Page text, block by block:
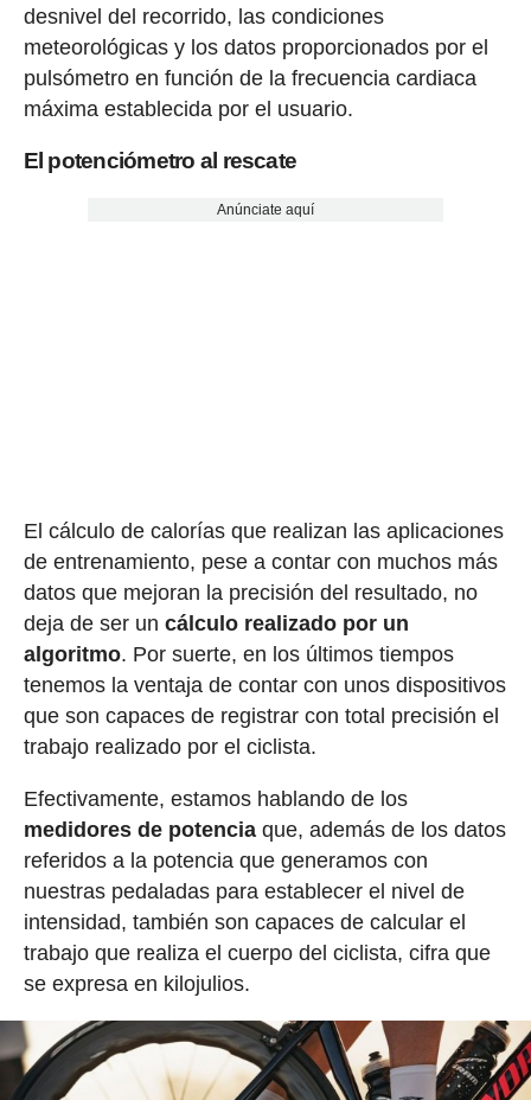
desnivel del recorrido, las condiciones
meteorológicas y los datos proporcionados por el
pulsómetro en función de la frecuencia cardiaca
máxima establecida por el usuario.
El potenciómetro al rescate
Anúnciate aquí
El cálculo de calorías que realizan las aplicaciones
de entrenamiento, pese a contar con muchos más
datos que mejoran la precisión del resultado, no
deja de ser un cálculo realizado por un
algoritmo. Por suerte, en los últimos tiempos
tenemos la ventaja de contar con unos dispositivos
que son capaces de registrar con total precisión el
trabajo realizado por el ciclista.
Efectivamente, estamos hablando de los
medidores de potenciaque, además de los datos
referidos a la potencia que generamos con
nuestras pedaladas para establecer el nivel de
intensidad, también son capaces de calcular el
trabajo que realiza el cuerpo del ciclista, cifra que
se expresa en kilojulios.